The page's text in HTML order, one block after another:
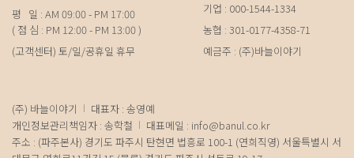
평 일 : AM 09:00 - PM 17:00
( 점 심 : PM 12:00 - PM 13:00 )
(고객센터) 토/일/공휴일 휴무
기업 : 000-1544-1334
농협 : 301-0177-4358-71
예금주 : (주)바늘이야기
(주) 바늘이야기
대표자 : 송영예
개인정보관리책임자 : 송학철
대표메일 : info@banul.co.kr
주소 : (파주본사) 경기도 파주시 탄현면 법흥로 100-1 (연희직영) 서울특별시 서